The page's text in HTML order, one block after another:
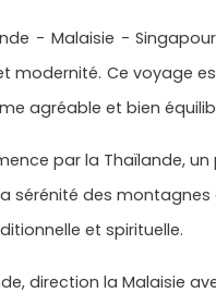
- Malaisie -
modernité. Ce voyage
agréable et bien
par la Thaïlande,
sérénité des
et spirituelle.
direction la Malaisie